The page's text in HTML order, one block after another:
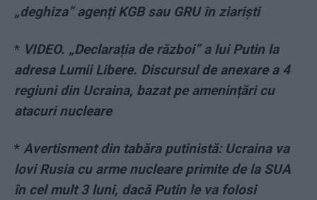
„deghiza” agenți KGB sau GRU în ziariști
* VIDEO. „Declarația de război” a lui Putin la
adresa Lumii Libere. Discursul de anexare a 4
regiuni din Ucraina, bazat pe amenințări cu
atacuri nucleare
* Avertisment din tabăra putinistă: Ucraina va
lovi Rusia cu arme nucleare primite de la SUA
în cel mult 3 luni, dacă Putin le va folosi